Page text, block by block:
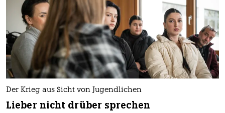
Der Krieg aus Sicht von Jugendlichen
Lieber nicht drüber sprechen